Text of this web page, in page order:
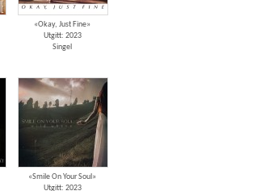
«Okay, Just Fine»
Utgitt: 2023
Singel
«Smile On Your Soul»
Utgitt: 2023